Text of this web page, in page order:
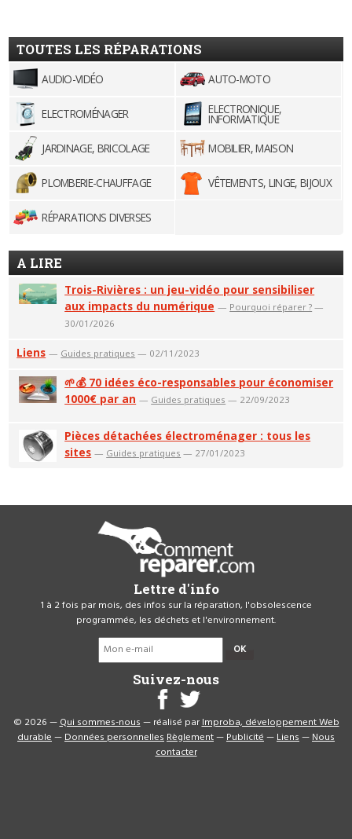
TOUTES LES RÉPARATIONS
AUDIO-VIDÉO AUTO-MOTO
ELECTROMÉNAGER ELECTRONIQUE,
INFORMATIQUE
JARDINAGE, BRICOLAGE
MOBILIER, MAISON
PLOMBERIE-CHAUFFAGE VÊTEMENTS, LINGE, BIJOUX
RÉPARATIONS DIVERSES
A LIRE
Trois-Rivières : un jeu-vidéo pour sensibiliser
aux impacts du numérique — Pourquoi réparer ? —
30/01/2026
Liens — Guides pratiques — 02/11/2023
🌱💰 70 idées éco-responsables pour économiser
1000€ par an — Guides pratiques — 22/09/2023
Pièces détachées électroménager : tous les
sites — Guides pratiques — 27/01/2023
Lettre d'info
1 à 2 fois par mois, des infos sur la réparation, l'obsolescence
programmée, les déchets et l'environnement.
OK
Suivez-nous
© 2026 —Qui sommes-nous— réalisé parImproba, développement Web
durable—Données personnellesRèglement—Publicité—Liens—Nous
contacter